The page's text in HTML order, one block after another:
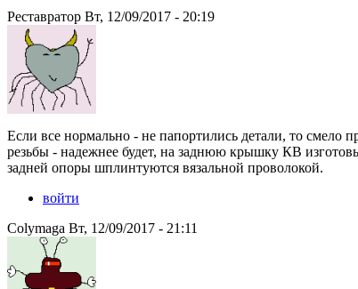
Реставратор Вт, 12/09/2017 - 20:19
Если все нормально - не папортились детали, то смело
резьбы - надежнее будет, на заднюю крышку КВ
задней опоры шплинтуются вязальной проволокой.
войти
Colymaga Вт, 12/09/2017 - 21:11